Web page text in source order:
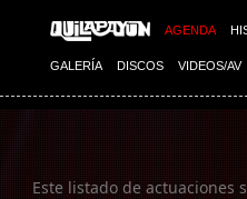
AGENDA
GALERÍA DISCOS VIDEOS/AV
Imagen 01
Este listado de actuaciones